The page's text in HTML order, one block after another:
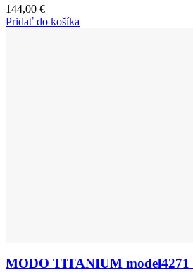
144,00 €
Pridať do košíka
MODO TITANIUM model4271